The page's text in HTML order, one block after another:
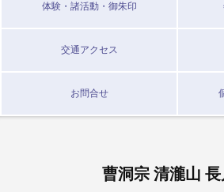
体験・諸活動・御朱印
交通アクセス
お問合せ
曹洞宗 清瀧山